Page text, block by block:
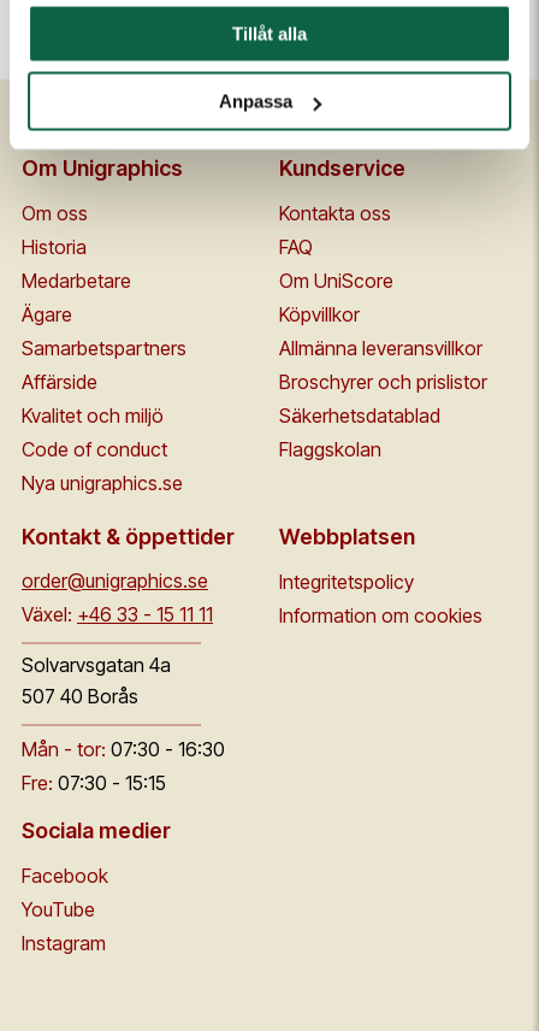
Tillåt alla
Anpassa
Kontakta mig
Om Unigraphics
Om oss
Historia
Medarbetare
Ägare
Samarbetspartners
Affärside
Kvalitet och miljö
Code of conduct
Nya unigraphics.se
Kundservice
Kontakta oss
FAQ
Om UniScore
Köpvillkor
Allmänna leveransvillkor
Broschyrer och prislistor
Säkerhetsdatablad
Flaggskolan
Kontakt & öppettider
order@unigraphics.se
Växel: +46 33 - 15 11 11
Solvarvsgatan 4a
507 40 Borås
Mån - tor: 07:30 - 16:30
Fre: 07:30 - 15:15
Webbplatsen
Integritetspolicy
Information om cookies
Sociala medier
Facebook
YouTube
Instagram